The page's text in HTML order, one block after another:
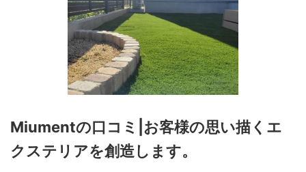
Miumentの口コミ|お客様の思い描くエ
クステリアを創造します。